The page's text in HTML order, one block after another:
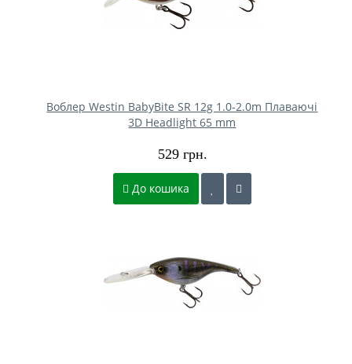
Воблер Westin BabyBite SR 12g 1.0-2.0m Плаваючі
3D Headlight 65 mm
529 грн.
До кошика